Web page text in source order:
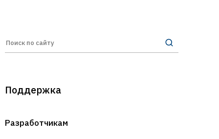
Поддержка
Разработчикам